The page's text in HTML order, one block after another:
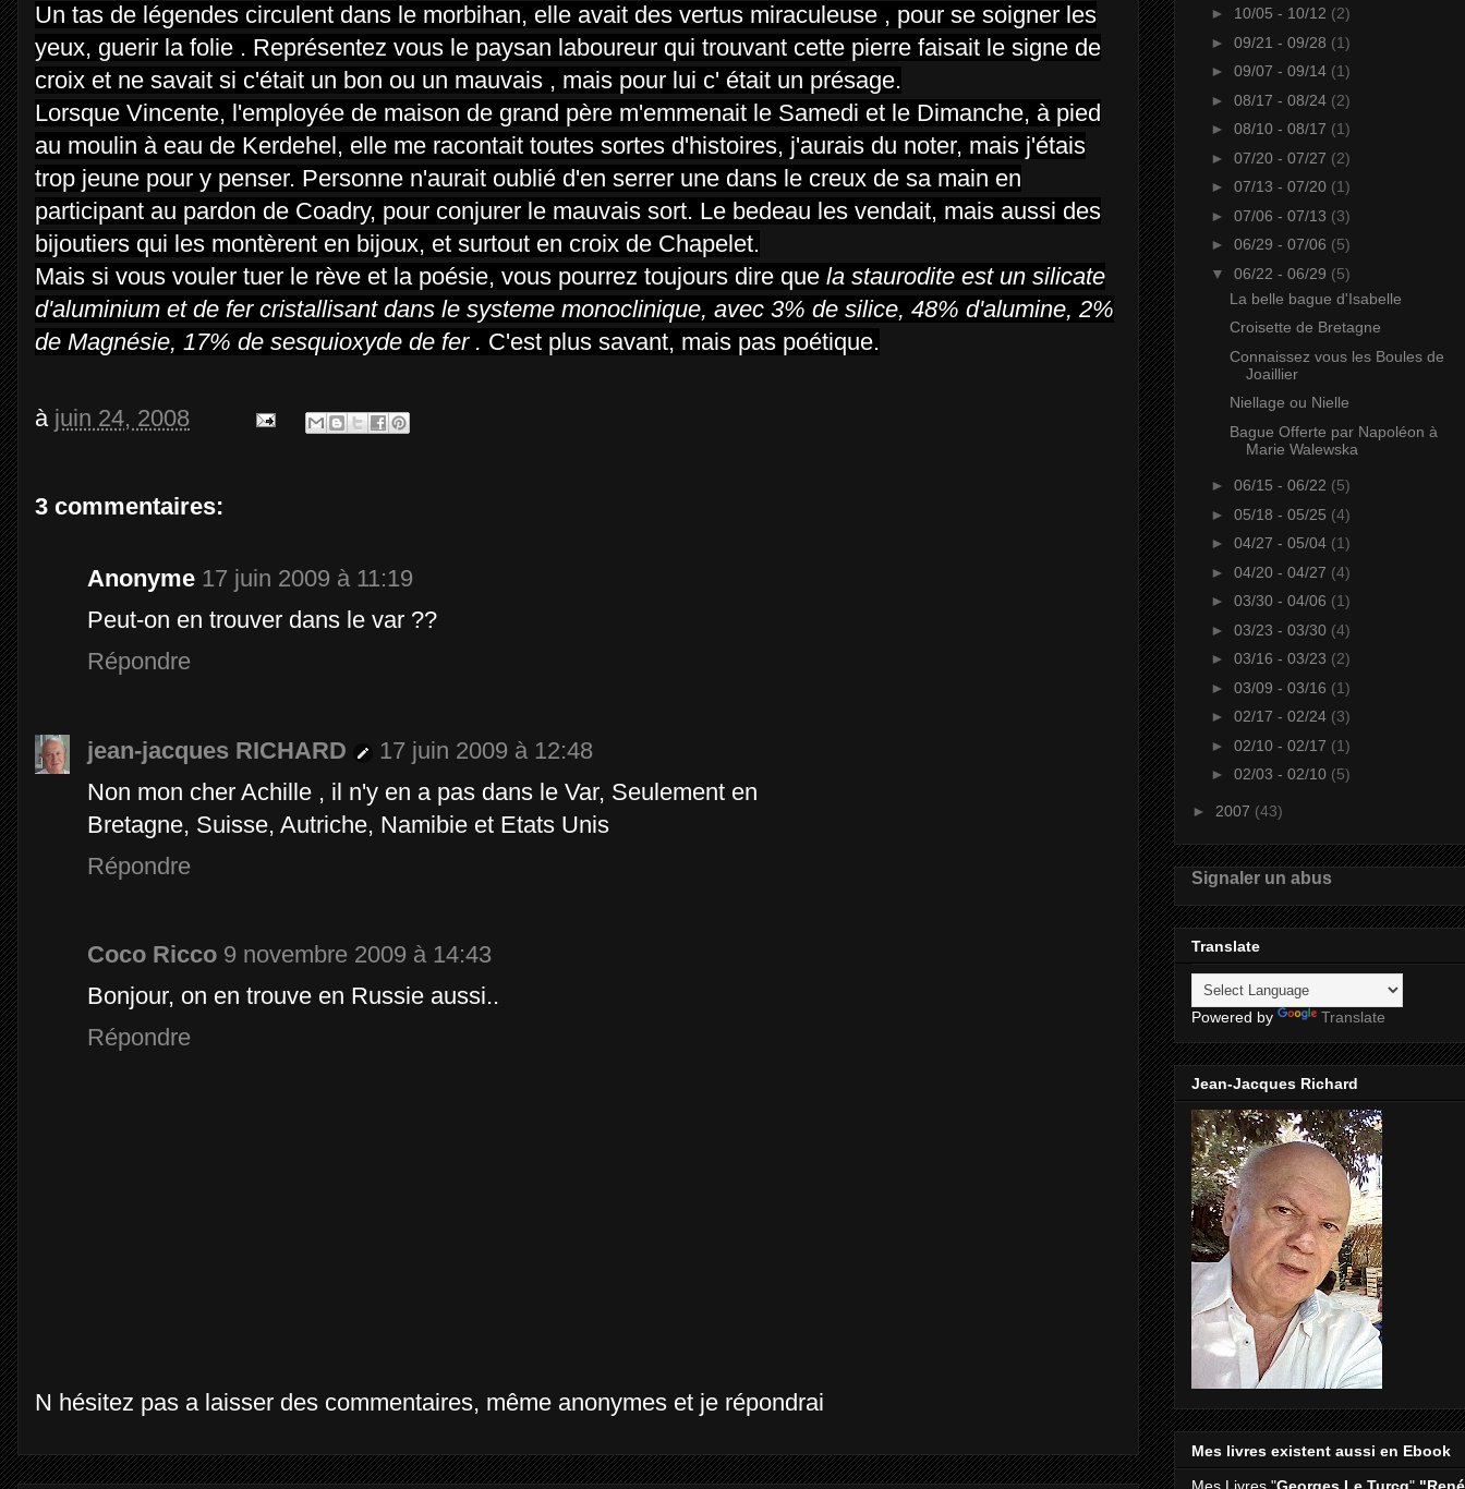
Un tas de légendes circulent dans le morbihan, elle avait des vertus miraculeuse , pour se soigner les
yeux, guerir la folie . Représentez vous le paysan laboureur qui trouvant cette pierre faisait le signe de
croix et ne savait si c'était un bon ou un mauvais , mais pour lui c' était un présage.
Lorsque Vincente, l'employée de maison de grand père m'emmenait le Samedi et le Dimanche, à pied
au moulin à eau de Kerdehel, elle me racontait toutes sortes d'histoires, j'aurais du noter, mais j'étais
trop jeune pour y penser. Personne n'aurait oublié d'en serrer une dans le creux de sa main en
participant au pardon de Coadry, pour conjurer le mauvais sort. Le bedeau les vendait, mais aussi des
bijoutiers qui les montèrent en bijoux, et surtout en croix de Chapelet.
Mais si vous vouler tuer le rève et la poésie, vous pourrez toujours dire que la staurodite est un silicate
d'aluminium et de fer cristallisant dans le systeme monoclinique, avec 3% de silice, 48% d'alumine, 2%
de Magnésie, 17% de sesquioxyde de fer . C'est plus savant, mais pas poétique.
à juin 24, 2008
3 commentaires:
Anonyme 17 juin 2009 à 11:19
Peut-on en trouver dans le var ??
Répondre
jean-jacques RICHARD
17 juin 2009 à 12:48
Non mon cher Achille , il n'y en a pas dans le Var, Seulement en
Bretagne, Suisse, Autriche, Namibie et Etats Unis
Répondre
Coco Ricco 9 novembre 2009 à 14:43
Bonjour, on en trouve en Russie aussi..
Répondre
N hésitez pas a laisser des commentaires, même anonymes et je répondrai
► 10/05 - 10/12 (2)
► 09/21 - 09/28 (1)
► 09/07 - 09/14 (1)
► 08/17 - 08/24 (2)
► 08/10 - 08/17 (1)
► 07/20 - 07/27 (2)
► 07/13 - 07/20 (1)
► 07/06 - 07/13 (3)
► 06/29 - 07/06 (5)
▼ 06/22 - 06/29 (5)
La belle bague d'Isabelle
Croisette de Bretagne
Connaissez vous les Boules de
Joaillier
Niellage ou Nielle
Bague Offerte par Napoléon à
Marie Walewska
► 06/15 - 06/22 (5)
► 05/18 - 05/25 (4)
► 04/27 - 05/04 (1)
► 04/20 - 04/27 (4)
► 03/30 - 04/06 (1)
► 03/23 - 03/30 (4)
► 03/16 - 03/23 (2)
► 03/09 - 03/16 (1)
► 02/17 - 02/24 (3)
► 02/10 - 02/17 (1)
► 02/03 - 02/10 (5)
► 2007 (43)
Signaler un abus
Translate
Powered by Translate
Jean-Jacques Richard
Mes livres existent aussi en Ebook
Mes Livres "Georges Le Turcq"